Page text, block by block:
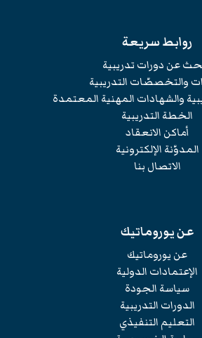
روابط سريعة
عن دورات تدريبية
والتخصصّات التدريبية
والشهادات المهنية المعتمدة
الخطة التدريبية
أماكن الانعقاد
المدوّنة الإلكترونية
الاتصال بنا
عن يوروماتيك
عن يوروماتيك
الإعتمادات الدولية
سياسة الجودة
الدورات التدريبية
التعليم التنفيذي